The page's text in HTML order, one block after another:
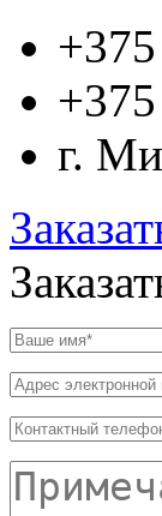
г.